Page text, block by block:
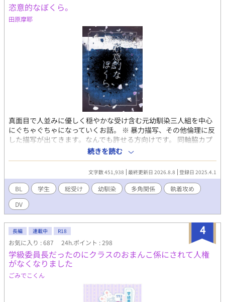
恣意的なぼくら。
田原摩耶
真面目で人並みに優しく穏やかな受け含む元幼馴染三人組を中心
にぐちゃぐちゃになっていくお話。 ※ 暴力描写、その他倫理に反
した描写が出てきます。なんでも許せる方向けです。 同軸脇カプ
要素有りスワッピングNTRBSS風肉体的総受け（主人公の他にビ
ッチ受けがいます）です。 愛はあります。（詳しく知りたい方向
けに登場人物紹介に受け攻め詳細書いてます） ・明るくて元気系
活発わんこ幼馴染彼氏攻め ・真面目オカン系クール優等生幼馴染
攻め（恋人持ち） ・ダウナー系公民担任教師攻め ・倫理観ゆるふ
わチャラ先輩 ・幼馴染の恋人のクールビッチ美形後輩
続きを読む
文字数 451,938 最終更新日 2026.8.8 登録日 2025.4.1
BL 学生 総受け 幼馴染 多角関係
執着攻め
DV
4
長編 連載中 R18
お気に入り : 687 24h.ポイント : 298
学級委員長だったのにクラスのおまんこ係にされて人権
がなくなりました
ごみでこくん